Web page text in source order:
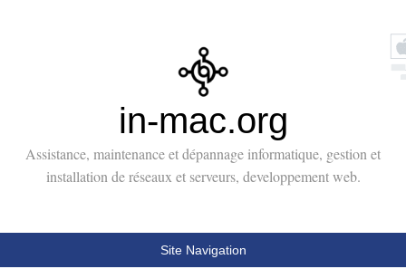
in-mac.org
Assistance, maintenance et dépannage informatique, gestion et
installation de réseaux et serveurs, developpement web.
Site Navigation